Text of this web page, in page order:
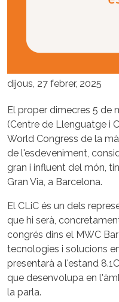
dijous, 27 febrer, 2025
El proper dimecres 5 de
(Centre de Llenguatge i
World Congress de la
de l'esdeveniment,
gran i influent del món,
Gran Via, a Barcelona.
El CLiC és un dels
que hi serà,
congrés dins el MWC
tecnologies i solucions
presentarà a l'estand
que desenvolupa en
la parla.